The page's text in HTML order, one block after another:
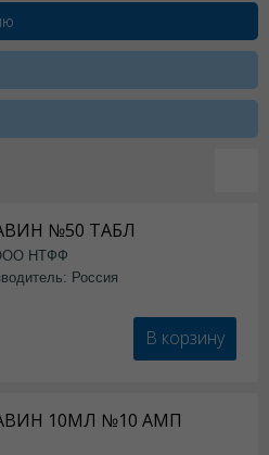
№50 ТАБЛ
НТФФ
Россия
В корзину
10МЛ №10 АМП